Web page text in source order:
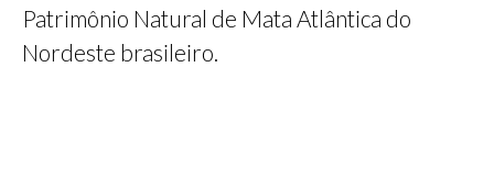
Patrimônio Natural de Mata Atlântica do
Nordeste brasileiro.